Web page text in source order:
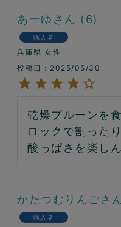
あーゆ 6
購入者
兵庫県 女性
投稿日
2025/05/30
乾燥プルーンを
ロックで割った
酸っぱさを楽し
かたつむりんご
購入者